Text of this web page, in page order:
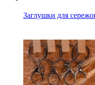
Заглушки для